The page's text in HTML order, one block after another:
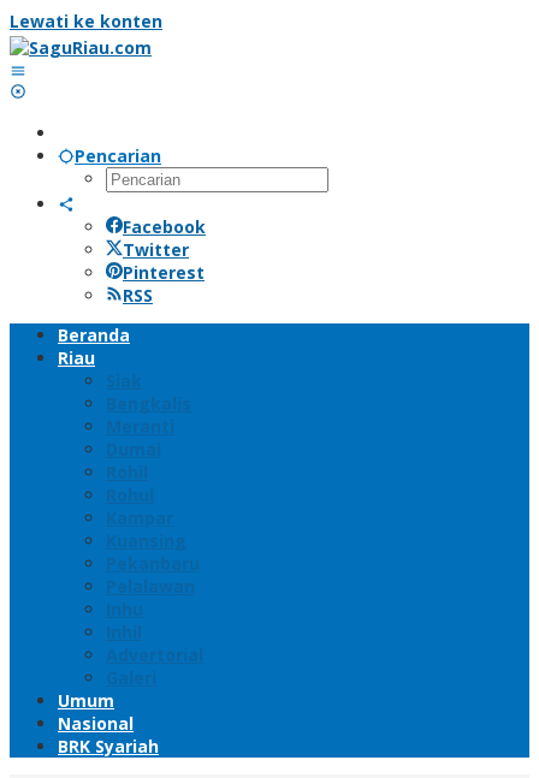
Lewati ke konten
Pencarian
Facebook
Twitter
Pinterest
RSS
Beranda
Riau
Siak
Bengkalis
Meranti
Dumai
Rohil
Rohul
Kampar
Kuansing
Pekanbaru
Pelalawan
Inhu
Inhil
Advertorial
Galeri
Umum
Nasional
BRK Syariah